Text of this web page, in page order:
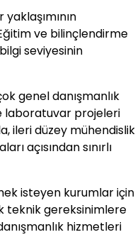
Eğitim ve bilinçlendirme
seviyesinin
genel danışmanlık
laboratuvar projeleri
ileri düzey mühendislik
açısından sınırlı
isteyen kurumlar için
teknik gereksinimlere
hizmetleri